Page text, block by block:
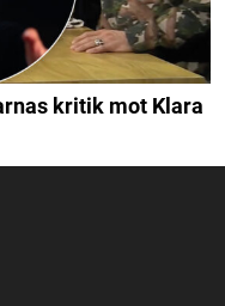
kritik mot Klara